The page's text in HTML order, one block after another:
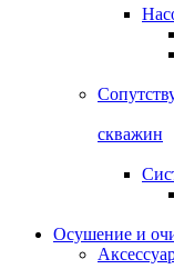
скважин
Осушение и